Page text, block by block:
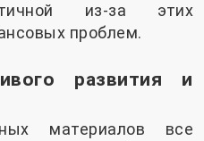
из-за этих
проблем.
развития и
материалов все